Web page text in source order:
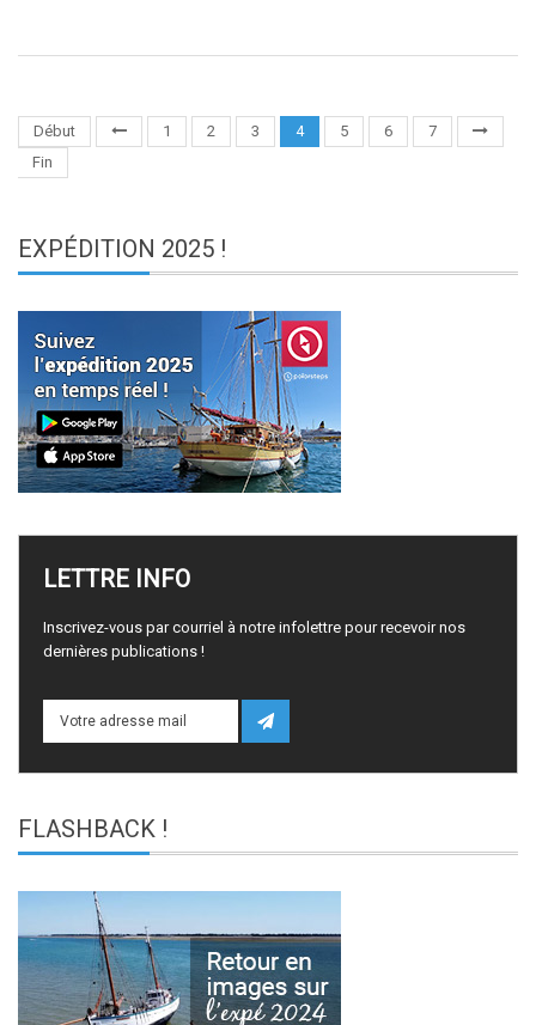
Début 1 2 3 4 5 6
7
Fin
EXPÉDITION 2025 !
LETTRE INFO
Inscrivez-vous par courriel à notre infolettre pour recevoir nos
dernières publications !
FLASHBACK !